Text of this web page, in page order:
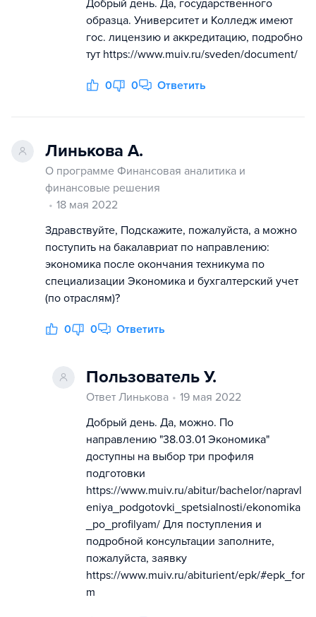
Добрый день. Да, государственного
образца. Университет и Колледж имеют
гос. лицензию и аккредитацию, подробно
тут https://www.muiv.ru/sveden/document/
0 0 Ответить
Линькова А.
О программе Финансовая аналитика и
финансовые решения
18 мая 2022
Здравствуйте, Подскажите, пожалуйста, а можно
поступить на бакалавриат по направлению:
экономика после окончания техникума по
специализации Экономика и бухгалтерский учет
(по отраслям)?
0 0 Ответить
Пользователь У.
Ответ Линькова
19 мая 2022
Добрый день. Да, можно. По
направлению "38.03.01 Экономика"
доступны на выбор три профиля
подготовки
https://www.muiv.ru/abitur/bachelor/napravl
eniya_podgotovki_spetsialnosti/ekonomika
_po_profilyam/ Для поступления и
подробной консультации заполните,
пожалуйста, заявку
https://www.muiv.ru/abiturient/epk/#epk_for
m